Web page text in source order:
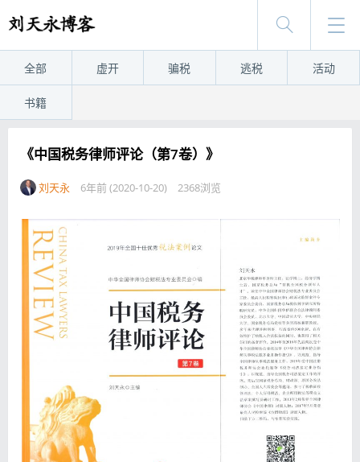
全部 虚开 骗税 逃税 活动
书籍
《中国税务律师评论（第7卷）》
刘天永 6年前 (2020-10-20) 2368浏览